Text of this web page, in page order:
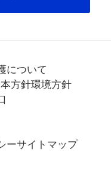
について
方針環境方針
ーサイトマップ